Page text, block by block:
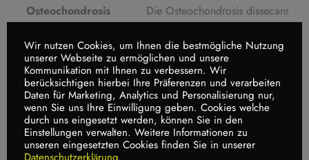
Osteochondrosis
dissecans
Die Osteochondrosis dissecans ist
eine Erkrankung, die zu einem
Knorpelschaden im Gelenk führt.
Dabei stirbt der unter dem
Gelenkknorpel liegende Knochen
langsam ab, der Gelenkknorpel
selbst bleibt vorerst intakt, ist
jedoch immer größeren
Scherkräften ausgesetzt, denen er
Wir nutzen Cookies, um Ihnen die bestmögliche Nutzung
unserer Webseite zu ermöglichen und unsere
Kommunikation mit Ihnen zu verbessern. Wir
berücksichtigen hierbei Ihre Präferenzen und verarbeiten
Daten für Marketing, Analytics und Personalisierung nur,
wenn Sie uns Ihre Einwilligung geben. Cookies welche
durch uns eingesetzt werden, können Sie in den
Einstellungen verwalten. Weitere Informationen zu
unseren eingesetzten Cookies finden Sie in unserer
Datenschutzerklärung.